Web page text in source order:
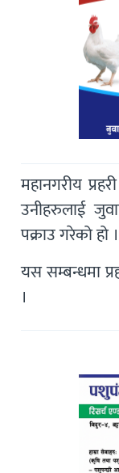
महानगरीय
उनीहरुलाई
पक्राउ गरेको हो ।
यस सम्बन्धमा
।